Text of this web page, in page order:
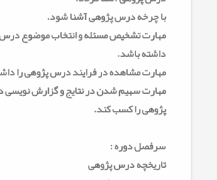
با چرخه درس پژوهی آشنا شود.
مهارت تشخیص مسئله و انتخاب موضوع درس
داشته باشد.
مهارت مشاهده در فرایند درس پژوهی را
مهارت سهیم شدن در نتایج و گزارش
پژوهی را کسب کند.
سرفصل دوره :
تاریخچه درس پژوهی